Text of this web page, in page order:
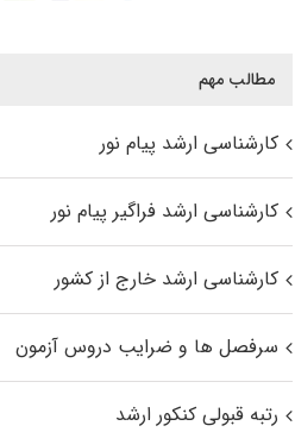
مطالب مهم
کارشناسی ارشد پیام نور
کارشناسی ارشد فراگیر پیام نور
کارشناسی ارشد خارج از کشور
سرفصل ها و ضرایب دروس آزمون
رتبه قبولی کنکور ارشد